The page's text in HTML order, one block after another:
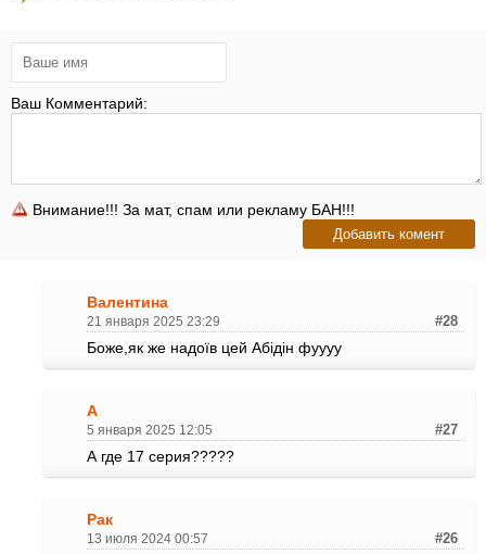
Ваш Комментарий:
Внимание!!! За мат, спам или рекламу БАН!!!
Валентина
21 января 2025 23:29 #28
Боже,як же надоїв цей Абідін фуууу
А
5 января 2025 12:05 #27
А где 17 серия?????
Рак
13 июля 2024 00:57 #26